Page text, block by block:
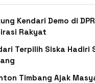
Kendari Demo di
Rakyat
Terpilih Siska Hadiri
Timbang Ajak